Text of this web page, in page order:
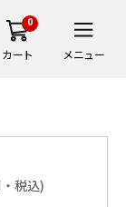
0
カート メニュー
税込)